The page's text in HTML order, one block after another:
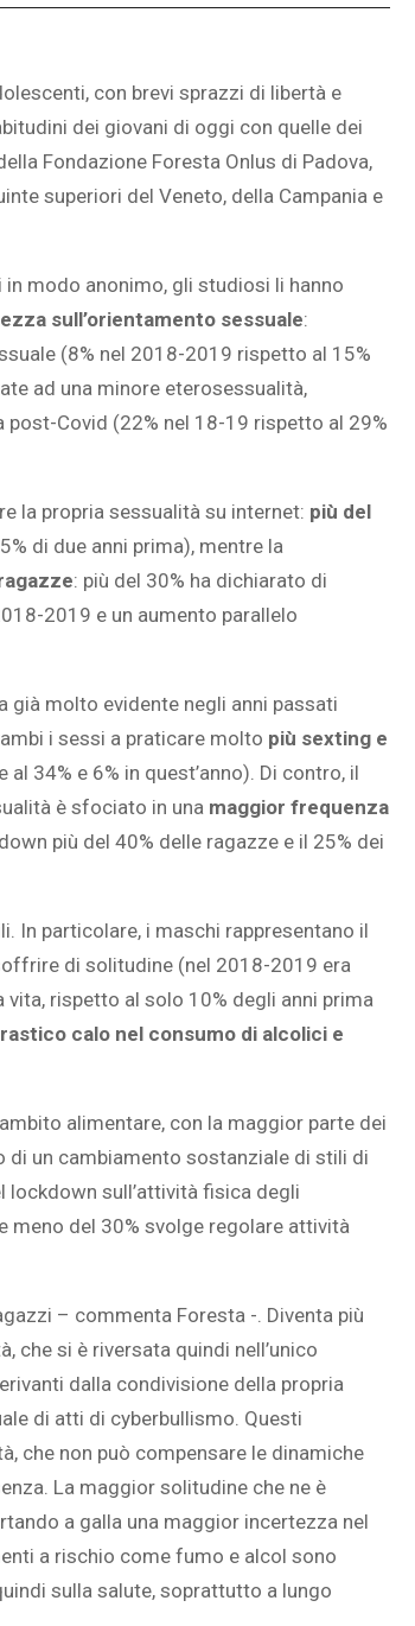
con brevi sprazzi di libertà e
dei giovani di oggi con quelle dei
Fondazione Foresta Onlus di Padova,
superiori del Veneto, della Campania e
modo anonimo, gli studiosi li hanno
sull’orientamento sessuale:
(8% nel 2018-2019 rispetto al 15%
ad una minore eterosessualità,
Covid (22% nel 18-19 rispetto al 29%
la propria sessualità su internet: più del
di due anni prima), mentre la
: più del 30% ha dichiarato di
2019 e un aumento parallelo
già molto evidente negli anni passati
i sessi a praticare molto più sexting e
34% e 6% in quest’anno). Di contro, il
è sfociato in una maggior frequenza
più del 40% delle ragazze e il 25% dei
In particolare, i maschi rappresentano il
di solitudine (nel 2018-2019 era
rispetto al solo 10% degli anni prima
calo nel consumo di alcolici e
alimentare, con la maggior parte dei
di un cambiamento sostanziale di stili di
lockdown sull’attività fisica degli
meno del 30% svolge regolare attività
– commenta Foresta -. Diventa più
che si è riversata quindi nell’unico
dalla condivisione della propria
di atti di cyberbullismo. Questi
che non può compensare le dinamiche
La maggior solitudine che ne è
a galla una maggior incertezza nel
a rischio come fumo e alcol sono
sulla salute, soprattutto a lungo
LE
SOVRAPPESO E OBESITÀ
INFANTILE ASSOCIATI AD
ASSENZA DI FIGLI IN ETÀ
ADULTA